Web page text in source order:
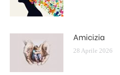
Amicizia
28 Aprile 2026